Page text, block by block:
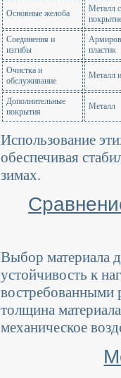
Основные желоба
Металл с
Соединения и
изгибы
пластик
Очистка и
обслуживание
Металл
Дополнительные
покрытия
Металл
Использование
обеспечивая
зимах.
Выбор материала
устойчивость к
востребованными
толщина
механическое